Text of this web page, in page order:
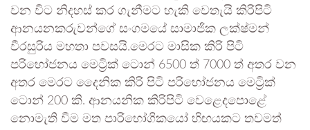
වන විට නිදහස් කර ගැනීමට හැකි වෙතැයි කිරිපිටි
ආනයනකරුවන්ගේ සංගමයේ සාමාජික ලක්ෂ්මන්
වීරසුරිය මහතා පවසයි.මෙරට මාසික කිරි පිටි
පරිභෝජනය මෙට්‍රික් ටොන් 6500 ත් 7000 ත් අතර වන
අතර මෙරට දෛනික කිරි පිටි පරිභෝජනය මෙට්‍රික්
ටොන් 200 කි. ආනයනික කිරිපිටි වෙළෙදපොළේ
නොමැති වීම මත පාරිභෝගිකයෝ හිඟයකට තවමත්